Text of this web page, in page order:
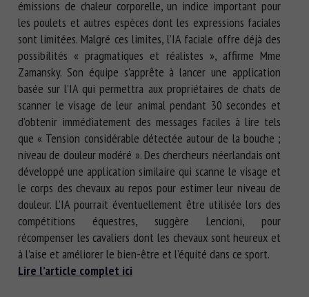
émissions de chaleur corporelle, un indice important pour
les poulets et autres espèces dont les expressions faciales
sont limitées. Malgré ces limites, l’IA faciale offre déjà des
possibilités « pragmatiques et réalistes », affirme Mme
Zamansky. Son équipe s’apprête à lancer une application
basée sur l’IA qui permettra aux propriétaires de chats de
scanner le visage de leur animal pendant 30 secondes et
d’obtenir immédiatement des messages faciles à lire tels
que « Tension considérable détectée autour de la bouche ;
niveau de douleur modéré ». Des chercheurs néerlandais ont
développé une application similaire qui scanne le visage et
le corps des chevaux au repos pour estimer leur niveau de
douleur. L’IA pourrait éventuellement être utilisée lors des
compétitions équestres, suggère Lencioni, pour
récompenser les cavaliers dont les chevaux sont heureux et
à l’aise et améliorer le bien-être et l’équité dans ce sport.
Lire l’article complet ici